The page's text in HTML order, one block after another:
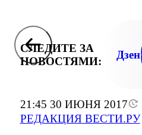
21:45 30 ИЮНЯ 2017
РЕДАКЦИЯ ВЕСТИ.РУ
СЛЕДИТЕ ЗА
НОВОСТЯМИ:
Дзен